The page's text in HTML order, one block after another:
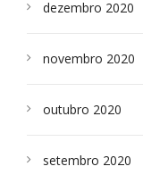
dezembro 2020
novembro 2020
outubro 2020
setembro 2020